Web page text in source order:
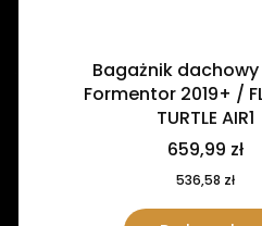
Bagażnik
Formentor 2019+ /
TURTLE AIR1
659,99 zł
536,58 zł